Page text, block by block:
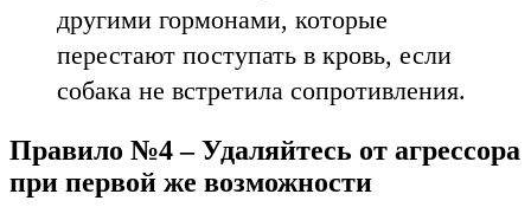
другими гормонами, которые
перестают поступать в кровь, если
собака не встретила сопротивления.
Правило №4 – Удаляйтесь от агрессора
при первой же возможности